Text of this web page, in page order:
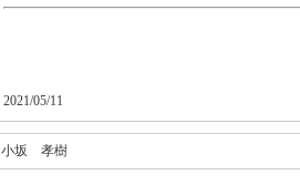
2021/05/11
小坂 孝樹